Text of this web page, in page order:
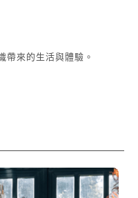
帶來的生活與體驗。